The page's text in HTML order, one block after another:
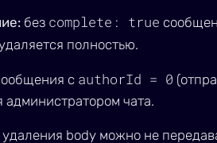
без complete: true
полностью.
с authorId = 0
администратором чата.
удаления body можно не